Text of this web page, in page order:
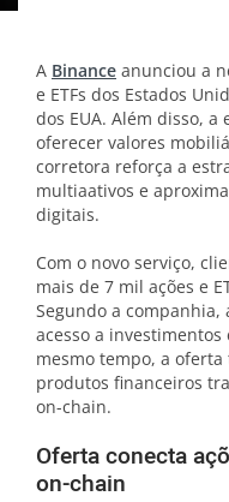
A Binance anunciou a
e ETFs dos Estados
dos EUA. Além disso,
oferecer valores
corretora reforça a
multiaativos e
digitais.
Com o novo serviço,
mais de 7 mil ações e
Segundo a
acesso a
mesmo tempo, a
produtos financeiros
on-chain.
Oferta conecta
on-chain